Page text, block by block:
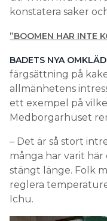
konstatera saker
”BOOMEN HAR INTE
BADETS NYA
färgsättning på
allmänhetens
ett exempel på
Medborgarhuset
– Det är så stort
många har varit
stängt länge. Folk
reglera
Ichu.